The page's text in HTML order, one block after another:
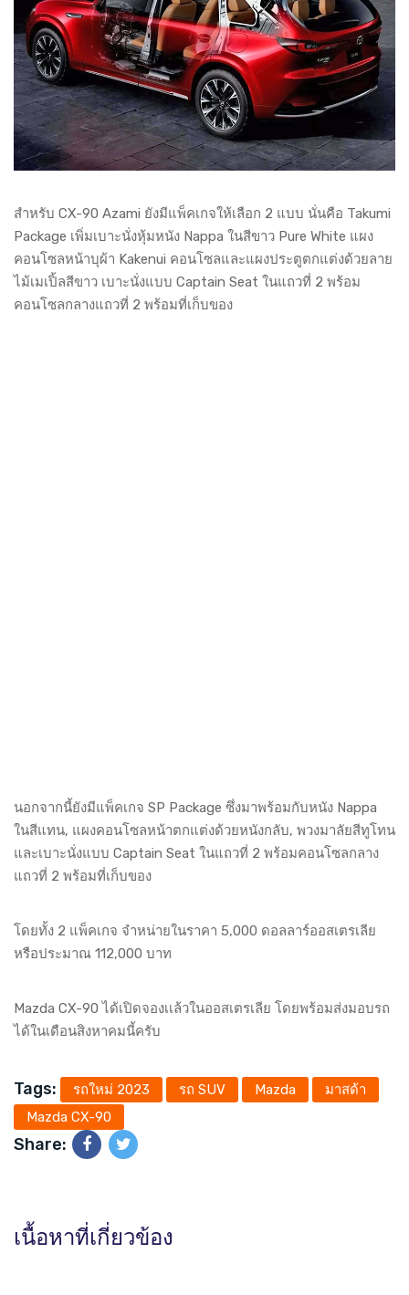
สำหรับ CX-90 Azami ยังมีแพ็คเกจให้เลือก 2 แบบ นั่นคือ Takumi
Package เพิ่มเบาะนั่งหุ้มหนัง Nappa ในสีขาว Pure White แผง
คอนโซลหน้าบุผ้า Kakenui คอนโซลและแผงประตูตกแต่งด้วยลาย
ไม้เมเปิ้ลสีขาว เบาะนั่งแบบ Captain Seat ในแถวที่ 2 พร้อม
คอนโซลกลางแถวที่ 2 พร้อมที่เก็บของ
นอกจากนี้ยังมีแพ็คเกจ SP Package ซึ่งมาพร้อมกับหนัง Nappa
ในสีแทน, แผงคอนโซลหน้าตกแต่งด้วยหนังกลับ, พวงมาลัยสีทูโทน
และเบาะนั่งแบบ Captain Seat ในแถวที่ 2 พร้อมคอนโซลกลาง
แถวที่ 2 พร้อมที่เก็บของ
โดยทั้ง 2 แพ็คเกจ จำหน่ายในราคา 5,000 ดอลลาร์ออสเตรเลีย
หรือประมาณ 112,000 บาท
Mazda CX-90 ได้เปิดจองเเล้วในออสเตรเลีย โดยพร้อมส่งมอบรถ
ได้ในเดือนสิงหาคมนี้ครับ
Tags: รถใหม่ 2023 รถ SUV Mazda
มาสด้า
Mazda CX-90
Share:
เนื้อหาที่เกี่ยวข้อง